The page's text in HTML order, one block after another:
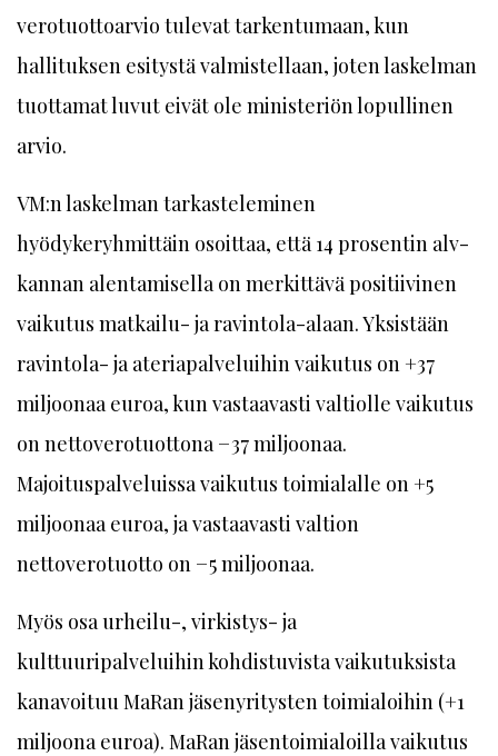
verotuottoarvio tulevat tarkentumaan, kun
hallituksen esitystä valmistellaan, joten laskelman
tuottamat luvut eivät ole ministeriön lopullinen
arvio.
VM:n laskelman tarkasteleminen
hyödykeryhmittäin osoittaa, että 14 prosentin alv-
kannan alentamisella on merkittävä positiivinen
vaikutus matkailu- ja ravintola-alaan. Yksistään
ravintola- ja ateriapalveluihin vaikutus on +37
miljoonaa euroa, kun vastaavasti valtiolle vaikutus
on nettoverotuottona −37 miljoonaa.
Majoituspalveluissa vaikutus toimialalle on +5
miljoonaa euroa, ja vastaavasti valtion
nettoverotuotto on −5 miljoonaa.
Myös osa urheilu-, virkistys- ja
kulttuuripalveluihin kohdistuvista vaikutuksista
kanavoituu MaRan jäsenyritysten toimialoihin (+1
miljoona euroa). MaRan jäsentoimialoilla vaikutus